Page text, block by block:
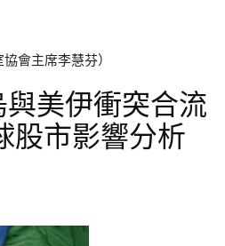
會主席李慧芬）
美伊衝突合流
股市影響分析